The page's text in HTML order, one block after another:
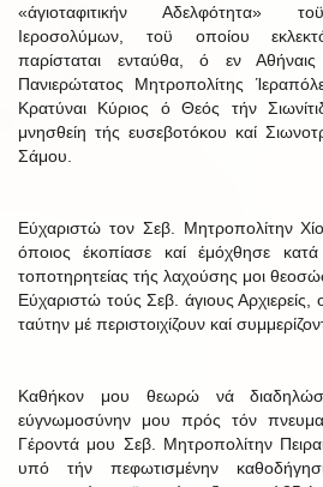
«άγιοταφιτικήν Αδελφότητα»
Ιεροσολύμων, τοϋ οποίου
παρίσταται ενταύθα, ό εν
Πανιερώτατος Μητροπολίτης
Κρατύναι Κύριος ό Θεός τήν
μνησθείη τής ευσεβοτόκου καί
Σάμου.
Εύχαριστώ τον Σεβ. Μητροπολίτην
όποιος έκοπίασε καί έμόχθησε
τοποτηρητείας τής λαχούσης μοι
Εύχαριστώ τούς Σεβ. άγιους Αρχιερείς,
ταύτην μέ περιστοιχίζουν καί
Καθήκον μου θεωρώ νά
εύγνωμοσύνην μου πρός τόν
Γέροντά μου Σεβ. Μητροπολίτην
υπό τήν πεφωτισμένην